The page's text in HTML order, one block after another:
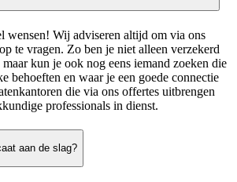
wensen! Wij adviseren altijd om via ons
te vragen. Zo ben je niet alleen verzekerd
kun je ook nog eens iemand zoeken die
behoeften en waar je een goede connectie
die via ons offertes uitbrengen
professionals in dienst.
aan de slag?